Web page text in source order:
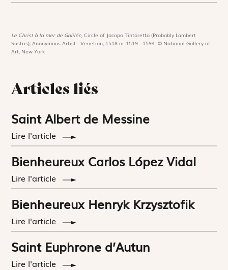
Le Christ à la mer de Galilée,Circle of Jacopo Tintoretto (Probably Lambert
Sustris), Anonymous Artist - Venetian, 1518 or 1519 - 1594. © National Gallery of
Art, New-York
Articles liés
Saint Albert de Messine
Lire l'article
Bienheureux Carlos López Vidal
Lire l'article
Bienheureux Henryk Krzysztofik
Lire l'article
Saint Euphrone d’Autun
Lire l'article